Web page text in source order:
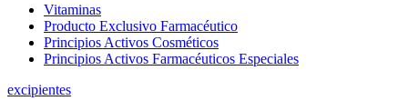
Vitaminas
Producto Exclusivo Farmacéutico
Principios Activos Cosméticos
Principios Activos Farmacéuticos Especiales
excipientes